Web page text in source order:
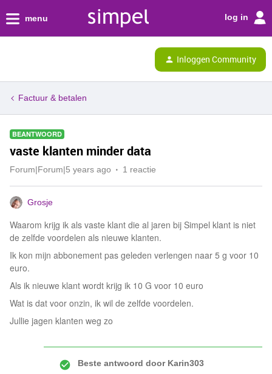
menu log in
Inloggen Community
Factuur & betalen
BEANTWOORD
vaste klanten minder data
Forum|Forum|5 years ago 1 reactie
Grosje
Waarom krijg ik als vaste klant die al jaren bij Simpel klant is niet
de zelfde voordelen als nieuwe klanten.
Ik kon mijn abbonement pas geleden verlengen naar 5 g voor 10
euro.
Als ik nieuwe klant wordt krijg ik 10 G voor 10 euro
Wat is dat voor onzin, ik wil de zelfde voordelen.
Jullie jagen klanten weg zo
Beste antwoord doorKarin303